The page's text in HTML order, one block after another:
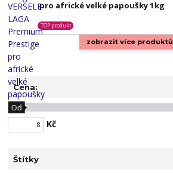
pro africké velké papoušky 1kg
TOP produkt
zobrazit více produktů
Cena:
Kč
Od
Štítky